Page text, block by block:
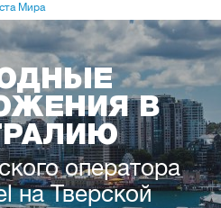
Мира
В
оператора
на Тверской